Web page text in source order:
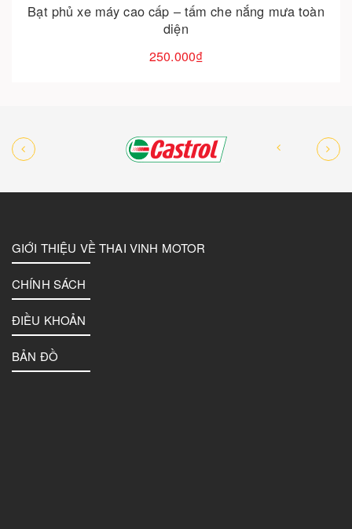
Bộ máy mới 110cc chế cho xe 50, dr, cub, 78,
ware..
4.500.000₫
GIỚI THIỆU VỀ THAI VINH MOTOR
CHÍNH SÁCH
ĐIỀU KHOẢN
BẢN ĐỒ